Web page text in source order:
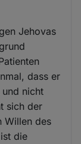
Jehovas
dass er
nicht
sich der
Willen des
die